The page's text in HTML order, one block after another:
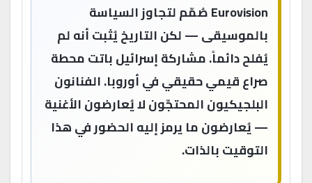
Eurovision صُمّم لتجاوز السياسة
بالموسيقى — لكن التاريخ يُثبت أنه لم
يُفلح دائماً. مشاركة إسرائيل باتت محطة
صراع قيمي حقيقي في أوروبا. الفنانون
البلجيكيون المحتجّون لا يُعارضون الأغنية
— يُعارضون ما يرمز إليه الحضور في هذا
التوقيت بالذات.